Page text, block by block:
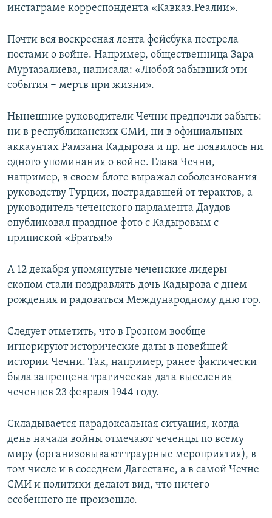
инстаграме корреспондента «Кавказ.Реалии».
Почти вся воскресная лента фейсбука пестрела
постами о войне. Например, общественница Зара
Муртазалиева, написала: «Любой забывший эти
события = мертв при жизни».
Нынешние руководители Чечни предпочли забыть:
ни в республиканских СМИ, ни в официальных
аккаунтах Рамзана Кадырова и пр. не появилось ни
одного упоминания о войне. Глава Чечни,
например, в своем блоге выражал соболезнования
руководству Турции, пострадавшей от терактов, а
руководитель чеченского парламента Даудов
опубликовал праздное фото с Кадыровым с
припиской «Братья!»
А 12 декабря упомянутые чеченские лидеры
скопом стали поздравлять дочь Кадырова с днем
рождения и радоваться Международному дню гор.
Следует отметить, что в Грозном вообще
игнорируют исторические даты в новейшей
истории Чечни. Так, например, ранее фактически
была запрещена трагическая дата выселения
чеченцев 23 февраля 1944 году.
Складывается парадоксальная ситуация, когда
день начала войны отмечают чеченцы по всему
миру (организовывают траурные мероприятия), в
том числе и в соседнем Дагестане, а в самой Чечне
СМИ и политики делают вид, что ничего
особенного не произошло.